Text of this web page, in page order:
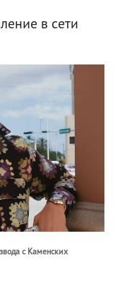
в сети
с Каменских